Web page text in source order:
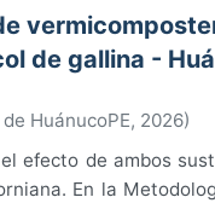
de gallina -
HuánucoPE, 2026)
efecto de ambos
En la